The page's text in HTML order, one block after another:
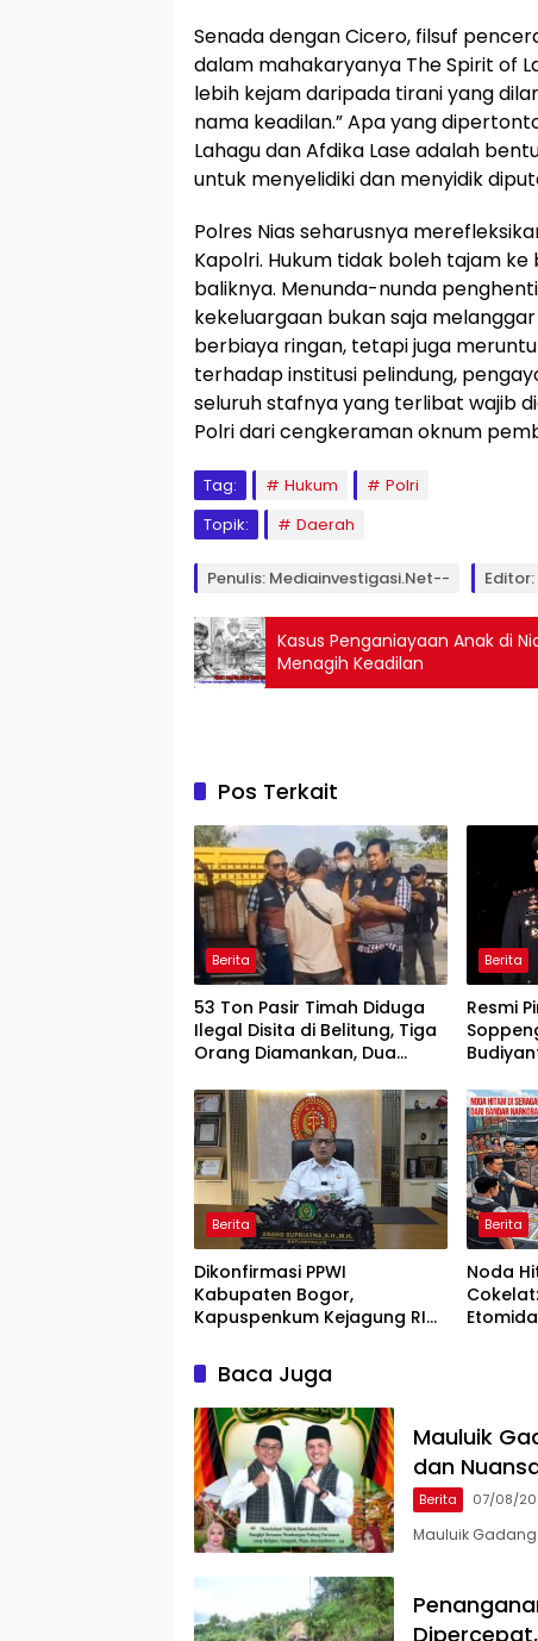
Senada dengan Cicero, filsuf
dalam mahakaryanya The Spirit of
lebih kejam daripada tirani yang
nama keadilan.” Apa yang
Lahagu dan Afdika Lase adalah
untuk menyelidiki dan menyidik
Polres Nias seharusnya
Kapolri. Hukum tidak boleh tajam
baliknya. Menunda-nunda
kekeluargaan bukan saja
berbiaya ringan, tetapi juga
terhadap institusi pelindung,
seluruh stafnya yang terlibat wajib
Polri dari cengkeraman oknum
Tag: Hukum
Polri
Topik:
Daerah
Penulis: Mediainvestigasi.net--
Kasus Penganiayaan Anak di
Menagih Keadilan
Pos Terkait
Berita
53 Ton Pasir Timah Diduga
Ilegal Disita di Belitung, Tiga
Orang Diamankan, Dua
Berita
Resmi
Berita
Dikonfirmasi PPWI
Kabupaten Bogor,
Kapuspenkum Kejagung RI
Kabupaten Bogor Jalani
Pemeriksaan
Berita
Noda
Baca Juga
Mauluik
dan
Berita 07/08/
Mauluik